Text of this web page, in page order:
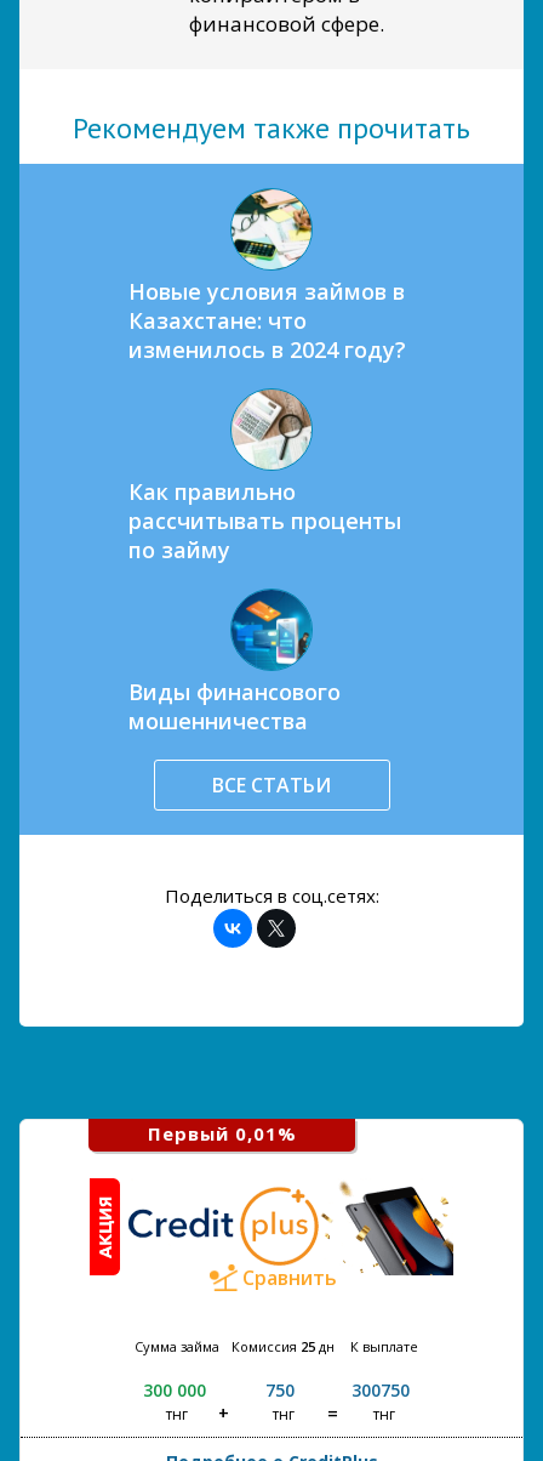
финансовой сфере.
Рекомендуем также прочитать
Новые условия займов в
Казахстане: что
изменилось в 2024 году?
Как правильно
рассчитывать проценты
по займу
Виды финансового
мошенничества
ВСЕ СТАТЬИ
Поделиться в соц.сетях:
Первый 0,01%
Сравнить
Сумма займа
300 000
тнг
Комиссия 25 дн
750
тнг
К выплате
300750
тнг